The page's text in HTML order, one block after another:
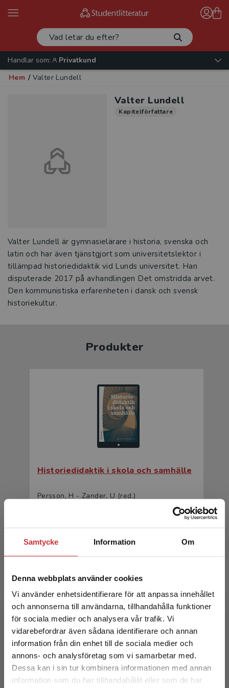
Samtycke Information Om
Denna webbplats använder cookies
Vi använder enhetsidentifierare för att anpassa innehållet
och annonserna till användarna, tillhandahålla funktioner
för sociala medier och analysera vår trafik. Vi
vidarebefordrar även sådana identifierare och annan
information från din enhet till de sociala medier och
annons- och analysföretag som vi samarbetar med.
Dessa kan i sin tur kombinera informationen med annan
information som du har tillhandahållit eller som de har
Begränsad fraktregion
Det verkar som att du besöker
Handlar som:
Privatkund
Hem / Valter Lundell
Valter Lundell
Kapitelförfattare
Valter Lundell är gymnasielärare i historia, svenska och
latin och har även tjänstgjort som universitetslektor i
tillämpad historiedidaktik vid Lunds universitet. Han
disputerade 2017 på avhandlingen Det omstridda arvet.
Den kommunistiska erfarenheten i dansk och svensk
historiekultur.
Produkter
Historiedidaktik i skola och samhälle
Persson, H - Zander, U (red.)
Historiedidaktik i skola och samhälle
Persson, H - Zander, U (red.)
320 krinkl. moms